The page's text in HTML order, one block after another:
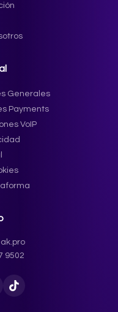
Generales
Payments
VoIP
9502